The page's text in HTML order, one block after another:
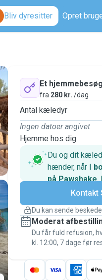
Bliv dyresitter Opret
Et
fra 280 kr. /dag
Antal kæledyr
Ingen datoer angivet
Hjemme hos dig.
Du og dit
hænder, når I
på Pawshake.
Sikre
Support,
Dækkede
Hold alt på
besked til betalingen
af
Kontakt
Du kan sende
Moderat
Du får fuld refusion,
kl. 12:00, 7 dage før